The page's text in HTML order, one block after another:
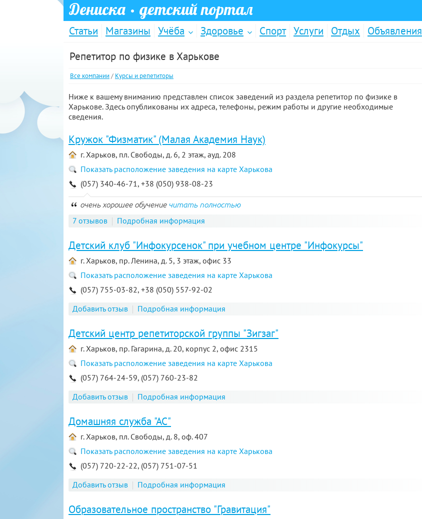
Дениска · детский портал
Статьи Магазины Учёба Здоровье Спорт Услуги Отдых
Объявления
Репетитор по физике в Харькове
Все компании/ Курсы и репетиторы
Ниже к вашему вниманию представлен список заведений из раздела репетитор по физике в
Харькове. Здесь опубликованы их адреса, телефоны, режим работы и другие необходимые
сведения.
Кружок "Физматик" (Малая Академия Наук)
г. Харьков, пл. Свободы, д. 6, 2 этаж, ауд. 208
Показать расположение заведения на карте Харькова
(057) 340-46-71, +38 (050) 938-08-23
очень хорошее обучение читать полностью
7 отзывов Подробная информация
Детский клуб "Инфокурсенок" при учебном центре "Инфокурсы"
г. Харьков, пр. Ленина, д. 5, 3 этаж, офис 33
Показать расположение заведения на карте Харькова
(057) 755-03-82, +38 (050) 557-92-02
Добавить отзыв
Подробная информация
Детский центр репетиторской группы "Зигзаг"
г. Харьков, пр. Гагарина, д. 20, корпус 2, офис 2315
Показать расположение заведения на карте Харькова
(057) 764-24-59, (057) 760-23-82
Добавить отзыв
Подробная информация
Домашняя служба "АС"
г. Харьков, пл. Свободы, д. 8, оф. 407
Показать расположение заведения на карте Харькова
(057) 720-22-22, (057) 751-07-51
Добавить отзыв
Подробная информация
Образовательное пространство "Гравитация"